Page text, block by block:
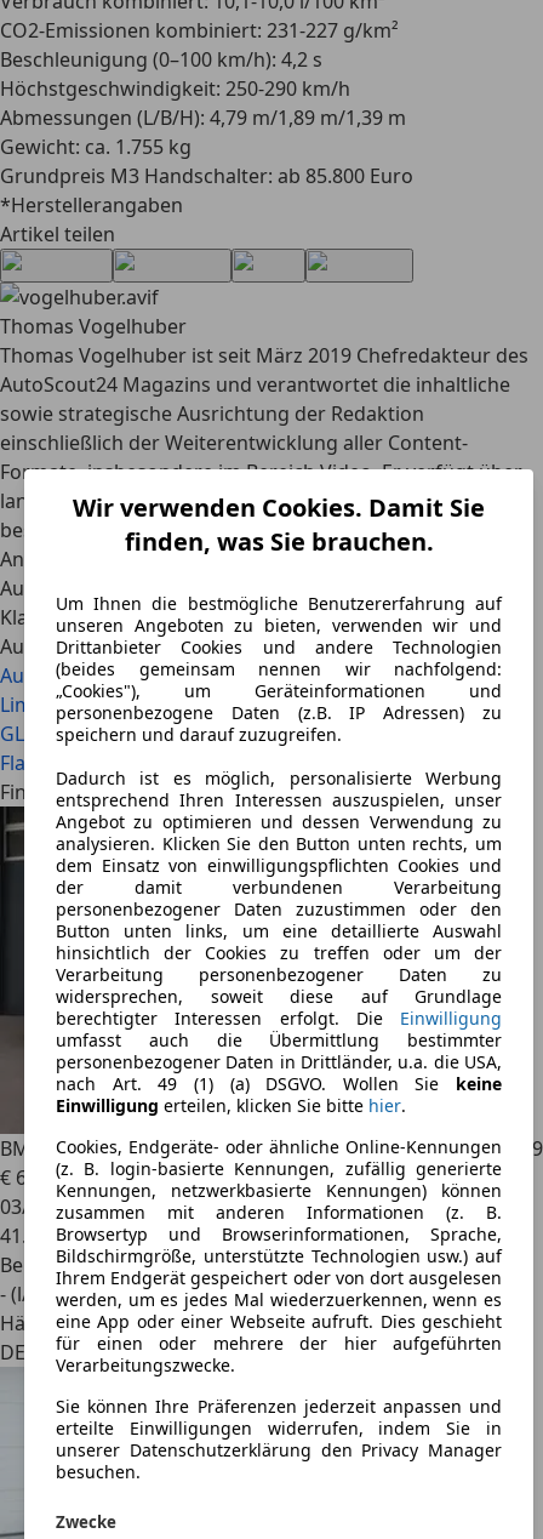
Wir verwenden Cookies. Damit Sie
finden, was Sie brauchen.
Um Ihnen die bestmögliche Benutzererfahrung auf
unseren Angeboten zu bieten, verwenden wir und
Drittanbieter Cookies und andere Technologien
(beides gemeinsam nennen wir nachfolgend:
„Cookies"), um Geräteinformationen und
personenbezogene Daten (z.B. IP Adressen) zu
speichern und darauf zuzugreifen.
Dadurch ist es möglich, personalisierte Werbung
entsprechend Ihren Interessen auszuspielen, unser
Angebot zu optimieren und dessen Verwendung zu
analysieren. Klicken Sie den Button unten rechts, um
dem Einsatz von einwilligungspflichten Cookies und
der damit verbundenen Verarbeitung
personenbezogener Daten zuzustimmen oder den
Button unten links, um eine detaillierte Auswahl
hinsichtlich der Cookies zu treffen oder um der
Verarbeitung personenbezogener Daten zu
widersprechen, soweit diese auf Grundlage
berechtigter Interessen erfolgt. Die Einwilligung
umfasst auch die Übermittlung bestimmter
personenbezogener Daten in Drittländer, u.a. die USA,
nach Art. 49 (1) (a) DSGVO. Wollen Sie keine
Einwilligung erteilen, klicken Sie bitte hier.
Cookies, Endgeräte- oder ähnliche Online-Kennungen
(z. B. login-basierte Kennungen, zufällig generierte
Kennungen, netzwerkbasierte Kennungen) können
zusammen mit anderen Informationen (z. B.
Browsertyp und Browserinformationen, Sprache,
Bildschirmgröße, unterstützte Technologien usw.) auf
Ihrem Endgerät gespeichert oder von dort ausgelesen
werden, um es jedes Mal wiederzuerkennen, wenn es
eine App oder einer Webseite aufruft. Dies geschieht
für einen oder mehrere der hier aufgeführten
Verarbeitungszwecke.
Sie können Ihre Präferenzen jederzeit anpassen und
erteilte Einwilligungen widerrufen, indem Sie in
unserer Datenschutzerklärung den Privacy Manager
besuchen.
Zwecke
CO2-Emissionen kombiniert: 231-227 g/km²
Beschleunigung (0–100 km/h): 4,2 s
Höchstgeschwindigkeit: 250-290 km/h
Abmessungen (L/B/H): 4,79 m/1,89 m/1,39 m
Gewicht: ca. 1.755 kg
Grundpreis M3 Handschalter: ab 85.800 Euro
*Herstellerangaben
Artikel teilen
Thomas Vogelhuber
Thomas Vogelhuber ist seit März 2019 Chefredakteur des
AutoScout24 Magazins und verantwortet die inhaltliche
sowie strategische Ausrichtung der Redaktion
einschließlich der Weiterentwicklung aller Content-
Formate, insbesondere im Bereich Video. Er verfügt über
langjährige Erfahrung im Automobiljournalismus und
beschäftigt sich mit aktuellen Mobilitätstrends, neuen
Antriebstechnologien sowie der Entwicklung des
Automobilmarktes. Privat fährt er eine Mercedes-Benz S-
Klasse S 450 4Matic W221.
Auch interessant
Audi A8 3.0 TDI (D4) vs. BMW 730d (F01): Welche Diesel-
Limousine überzeugt im Alter?Audi Q9 vs. Mercedes-Benz
GLS vs. BMW X7: Der XL-Luxus-Dreikampf der deutschen
Flaggschiffe
Finde jetzt BMW M3 auf AutoScout24
BMW M3Competition/HUD/360/H&K/CarbonDach/SHZ/R19
€ 64.950
03/2021
41.531 km
Benzin
- (l/100 km)
Händler
DE 56744